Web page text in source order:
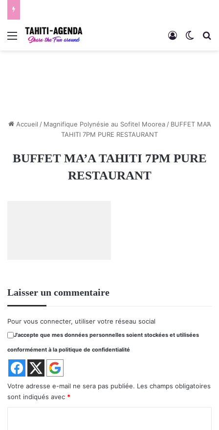
Menu Connexion
Accueil / Magnifique Polynésie au Sofitel Moorea / BUFFET MA’A
TAHITI 7PM PURE RESTAURANT
BUFFET MA’A TAHITI 7PM PURE
RESTAURANT
Laisser un commentaire
Pour vous connecter, utiliser votre réseau social
J'accepte que mes données personnelles soient stockées et utilisées
conformément à la politique de confidentialité
Votre adresse e-mail ne sera pas publiée. Les champs obligatoires
sont indiqués avec *